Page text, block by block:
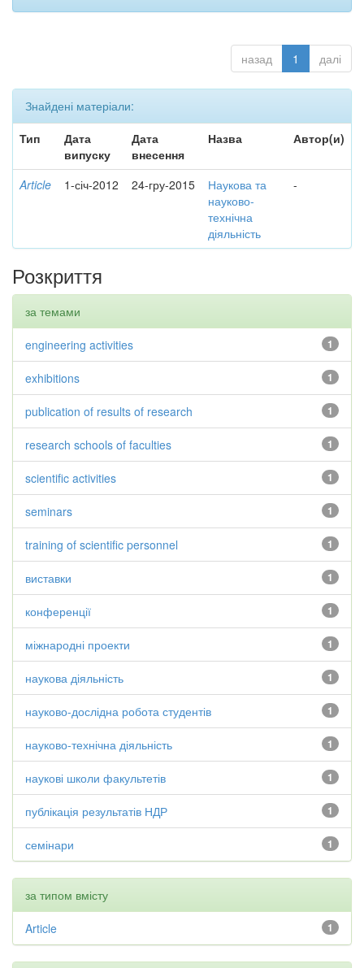
назад 1 далі
Знайдені матеріали:
Тип
Дата
випуску
Дата
внесення
Назва Автор(и)
Article 1-січ-2012 24-гру-2015
Наукова та
науково-
технічна
діяльність
-
Розкриття
за темами
1
engineering activities
1
exhibitions
1
publication of results of research
1
research schools of faculties
1
scientific activities
1
seminars
1
training of scientific personnel
1
виставки
1
конференції
1
міжнародні проекти
1
наукова діяльність
1
науково-дослідна робота студентів
1
науково-технічна діяльність
1
наукові школи факультетів
1
публікація результатів НДР
1
семінари
за типом вмісту
1
Article